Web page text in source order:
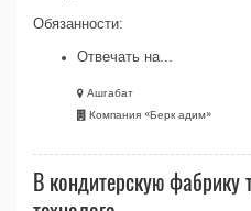
Обязанности:
Отвечать на...
Ашгабат
Компания «Берк адим»
В кондитерскую фабрику